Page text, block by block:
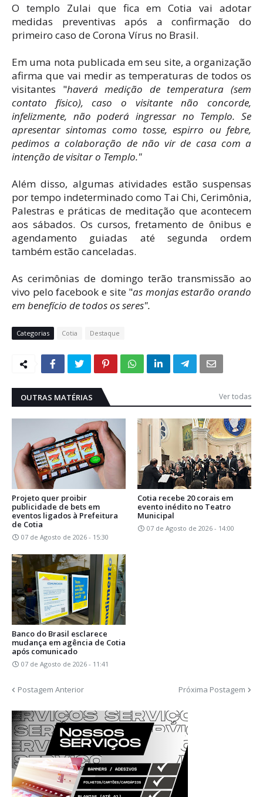
O templo Zulai que fica em Cotia vai adotar
medidas preventivas após a confirmação do
primeiro caso de Corona Vírus no Brasil.
Em uma nota publicada em seu site, a organização
afirma que vai medir as temperaturas de todos os
visitantes "haverá medição de temperatura (sem
contato físico), caso o visitante não concorde,
infelizmente, não poderá ingressar no Templo. Se
apresentar sintomas como tosse, espirro ou febre,
pedimos a colaboração de não vir de casa com a
intenção de visitar o Templo."
Além disso, algumas atividades estão suspensas
por tempo indeterminado como Tai Chi, Cerimônia,
Palestras e práticas de meditação que acontecem
aos sábados. Os cursos, fretamento de ônibus e
agendamento guiadas até segunda ordem
também estão canceladas.
As cerimônias de domingo terão transmissão ao
vivo pelo facebook e site "as monjas estarão orando
em benefício de todos os seres".
Categorias Cotia Destaque
OUTRAS MATÉRIAS Ver todas
Projeto quer proibir
publicidade de bets em
eventos ligados à Prefeitura
de Cotia
07 de Agosto de 2026 - 15:30
Cotia recebe 20 corais em
evento inédito no Teatro
Municipal
07 de Agosto de 2026 - 14:00
Banco do Brasil esclarece
mudança em agência de Cotia
após comunicado
07 de Agosto de 2026 - 11:41
Postagem Anterior Próxima Postagem